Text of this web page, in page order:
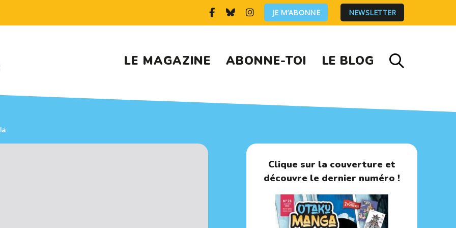
JE M’ABONNE NEWSLETTER
LE MAGAZINE ABONNE-TOI LE BLOG
Clique sur la couverture et
découvre le dernier numéro !